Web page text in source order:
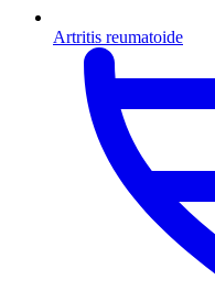
Artritis reumatoide